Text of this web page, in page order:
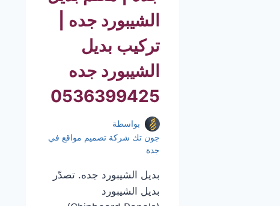
الشيبورد جده |
تركيب بديل
الشيبورد جده
0536399425
بواسطة
جون تك شركة تصميم مواقع في
جدة
بديل الشيبورد جده. تصدّر
بديل الشيبورد